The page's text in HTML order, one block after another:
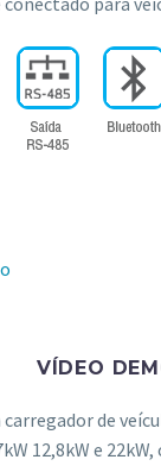
VÍDEO
carregador de
12,8kW e